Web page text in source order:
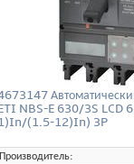
NBS-E 630/3S LCD
(1.5-12)In) 3P
Производитель: